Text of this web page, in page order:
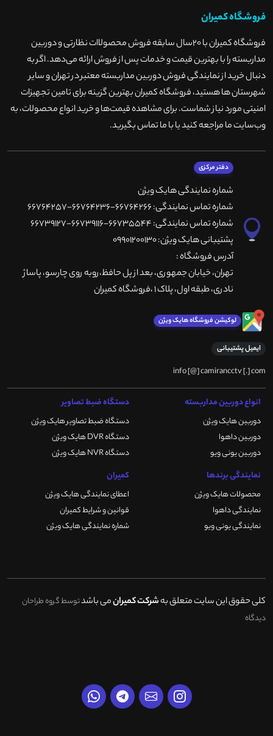
فروشگاه کمیران
فروشگاه کمیران با ۲۰سال سابقه فروش محصولاات نظارتی و دوربین
مداربسته را با بهترین قیمت و خدمات پس از فروش ارائه می‌دهد. اگر به
دنبال خرید از نمایندگی فروش دوربین مداربسته معتبر در تهران و سایر
شهرستان ها هستید، فروشگاه کمیران بهترین گزینه برای تامین تجهیزات
امنیتی مورد نیاز شماست. برای مشاهده قیمت‌ها و خرید انواع محصولات، به
وب‌سایت ما مراجعه کنید یا با ما تماس بگیرید.
دفتر مرکزی
شماره نمایندگی هایک ویژن
شماره تماس نمایندگی: 66764266-66764236-66764257
شماره تماس نمایندگی: 66735544-66739116-66739127
پشتیبانی هایک ویژن: 09901200130
آدرس فروشگاه :
تهران، خيابان جمهوری، بعد از پل حافظ،روبه روی چارسو، پاساژ
نادری، طبقه اول، پلاک 1 ،فروشگاه کمیران
لوکیشن فروشگاه هایک ویژن
ایمیل پشتیبانی
info [@] camirancctv [.] com
انواع دوربین مداربسته
دوربین هایک ویژن
دوربین داهوا
دوربین یونی ویو
دستگاه ضبط تصاویر
دستگاه ضبط تصاویر هایک ویژن
دستگاه DVR هایک ویژن
دستگاه NVR هایک ویژن
نمایندگی برندها
محصولات هایک ویژن
نمایندگی داهوا
نمایندگی یونی ویو
کمیران
اعطای نمایندگی هایک ویژن
قوانین و شرایط کمیران
شماره نمایندگی هایک ویژن
کلی حقوق این سایت متعلق بهشرکت کمیرانمی باشدتوسط گروه طراحان
دیدگاه